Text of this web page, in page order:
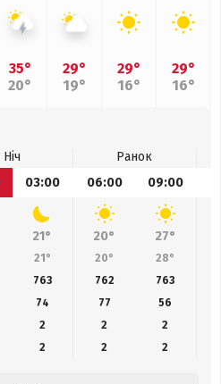
35°
20°
29°
19°
29°
16°
29°
16°
Ніч
Ранок
03:00 06:00 09:00
21° 20° 27°
21° 20° 28°
763 762 763
74 77 56
2 2
2
2 2 2